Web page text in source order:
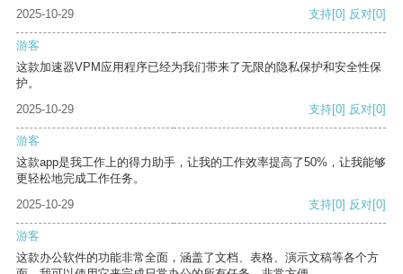
2025-10-29
支持[0] 反对[0]
游客
这款加速器VPM应用程序已经为我们带来了无限的隐私保护和安全性保
护。
2025-10-29
支持[0] 反对[0]
游客
这款app是我工作上的得力助手，让我的工作效率提高了50%，让我能够
更轻松地完成工作任务。
2025-10-29
支持[0] 反对[0]
游客
这款办公软件的功能非常全面，涵盖了文档、表格、演示文稿等各个方